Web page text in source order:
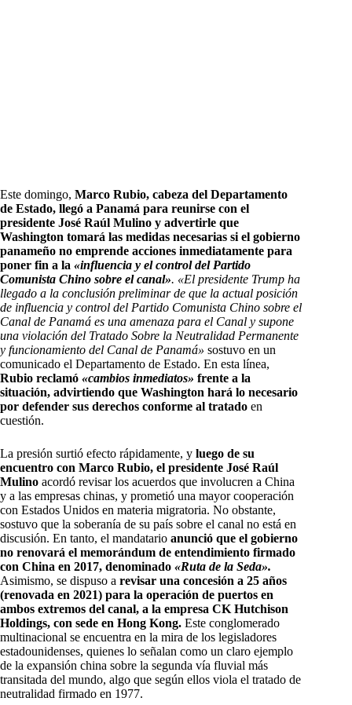
Este domingo, Marco Rubio, cabeza del Departamento
de Estado, llegó a Panamá para reunirse con el
presidente José Raúl Mulino y advertirle que
Washington tomará las medidas necesarias si el gobierno
panameño no emprende acciones inmediatamente para
poner fin a la «influencia y el control del Partido
Comunista Chino sobre el canal». «El presidente Trump ha
llegado a la conclusión preliminar de que la actual posición
de influencia y control del Partido Comunista Chino sobre el
Canal de Panamá es una amenaza para el Canal y supone
una violación del Tratado Sobre la Neutralidad Permanente
y funcionamiento del Canal de Panamá» sostuvo en un
comunicado el Departamento de Estado. En esta línea,
Rubio reclamó «cambios inmediatos» frente a la
situación, advirtiendo que Washington hará lo necesario
por defender sus derechos conforme al tratado en
cuestión.
La presión surtió efecto rápidamente, y luego de su
encuentro con Marco Rubio, el presidente José Raúl
Mulino acordó revisar los acuerdos que involucren a China
y a las empresas chinas, y prometió una mayor cooperación
con Estados Unidos en materia migratoria. No obstante,
sostuvo que la soberanía de su país sobre el canal no está en
discusión. En tanto, el mandatario anunció que el gobierno
no renovará el memorándum de entendimiento firmado
con China en 2017, denominado «Ruta de la Seda».
Asimismo, se dispuso a revisar una concesión a 25 años
(renovada en 2021) para la operación de puertos en
ambos extremos del canal, a la empresa CK Hutchison
Holdings, con sede en Hong Kong. Este conglomerado
multinacional se encuentra en la mira de los legisladores
estadounidenses, quienes lo señalan como un claro ejemplo
de la expansión china sobre la segunda vía fluvial más
transitada del mundo, algo que según ellos viola el tratado de
neutralidad firmado en 1977.